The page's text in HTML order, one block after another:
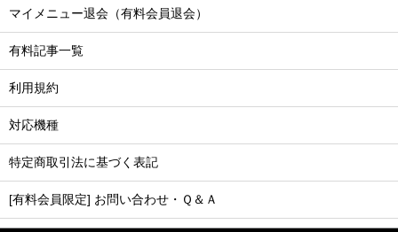
マイメニュー退会（有料会員退会）
有料記事一覧
利用規約
対応機種
特定商取引法に基づく表記
[有料会員限定] お問い合わせ・Ｑ＆Ａ